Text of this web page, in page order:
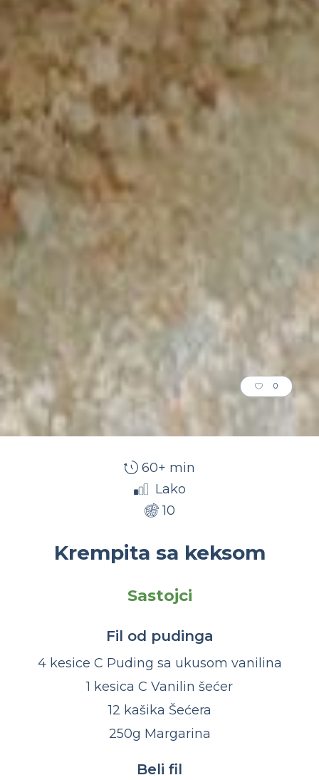
0
60+ min
Lako
10
Krempita sa keksom
Sastojci
Fil od pudinga
4 kesice C Puding sa ukusom vanilina
1 kesica C Vanilin šećer
12 kašika Šećera
250g Margarina
Beli fil